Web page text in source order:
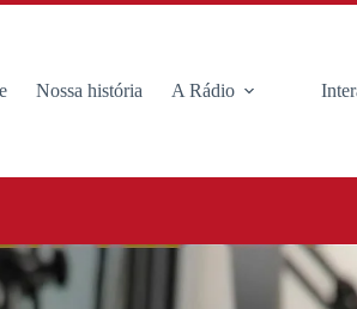
Nossa história A Rádio